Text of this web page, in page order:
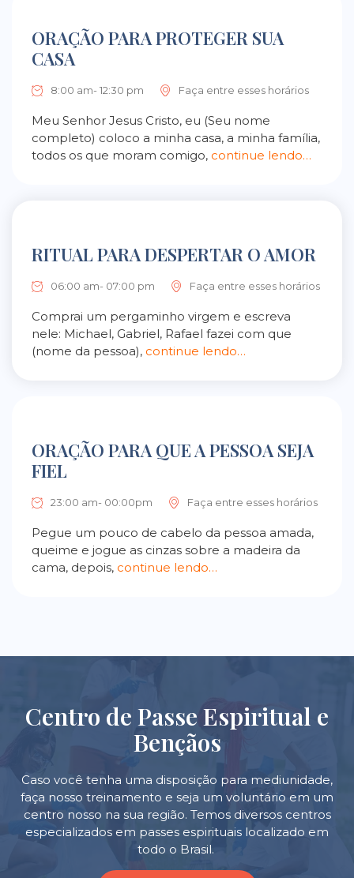
ORAÇÃO PARA PROTEGER SUA
CASA
8:00 am- 12:30 pm Faça entre esses horários
Meu Senhor Jesus Cristo, eu (Seu nome
completo) coloco a minha casa, a minha família,
todos os que moram comigo, continue lendo…
RITUAL PARA DESPERTAR O AMOR
06:00 am- 07:00 pm Faça entre esses horários
Comprai um pergaminho virgem e escreva
nele: Michael, Gabriel, Rafael fazei com que
(nome da pessoa), continue lendo…
ORAÇÃO PARA QUE A PESSOA SEJA
FIEL
23:00 am- 00:00pm Faça entre esses horários
Pegue um pouco de cabelo da pessoa amada,
queime e jogue as cinzas sobre a madeira da
cama, depois, continue lendo…
Centro de Passe Espiritual e
Bençãos
Caso você tenha uma disposição para mediunidade,
faça nosso treinamento e seja um voluntário em um
centro nosso na sua região. Temos diversos centros
especializados em passes espirituais localizado em
todo o Brasil.